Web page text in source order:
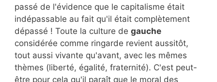
passé de l'évidence que le capitalisme était
indépassable au fait qu'il était complètement
dépassé ! Toute la culture de gauche
considérée comme ringarde revient aussitôt,
tout aussi vivante qu'avant, avec les mêmes
thèmes (liberté, égalité, fraternité). C'est peut-
être pour cela qu'il paraît que le moral des